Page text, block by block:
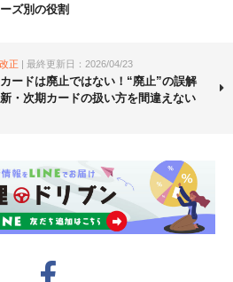
ズ別の役割
正 | 最終更新日：2026/04/23
ードは廃止ではない！“廃止”の誤解
・次期カードの扱い方を間違えない